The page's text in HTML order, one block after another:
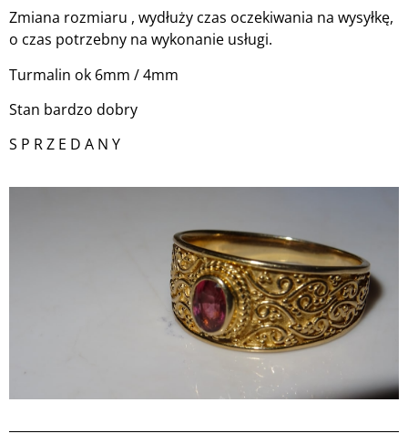
Zmiana rozmiaru , wydłuży czas oczekiwania na wysyłkę,
o czas potrzebny na wykonanie usługi.
Turmalin ok 6mm / 4mm
Stan bardzo dobry
S P R Z E D A N Y